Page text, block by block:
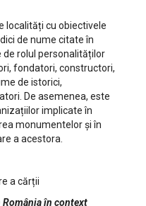
localități cu obiectivele
de nume citate în
de rolul personalităților
fondatori, constructori,
de istorici,
De asemenea, este
implicate în
monumentelor și în
a acestora.
a cărții
în context